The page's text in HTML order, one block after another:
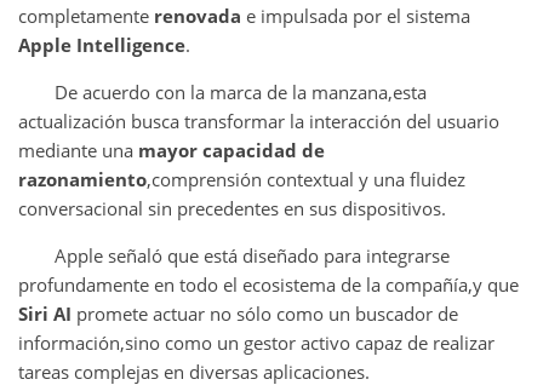
completamente renovada e impulsada por el sistema
Apple Intelligence.
De acuerdo con la marca de la manzana,esta
actualización busca transformar la interacción del usuario
mediante una mayor capacidad de
razonamiento,comprensión contextual y una fluidez
conversacional sin precedentes en sus dispositivos.
Apple señaló que está diseñado para integrarse
profundamente en todo el ecosistema de la compañía,y que
Siri AI promete actuar no sólo como un buscador de
información,sino como un gestor activo capaz de realizar
tareas complejas en diversas aplicaciones.